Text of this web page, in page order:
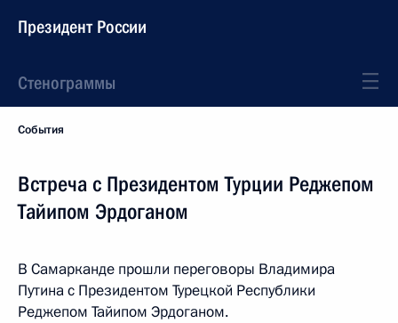
Президент России
Стенограммы
События
Встреча с Президентом Турции Реджепом
Тайипом Эрдоганом
В Самарканде прошли переговоры Владимира
Путина с Президентом Турецкой Республики
Реджепом Тайипом Эрдоганом.